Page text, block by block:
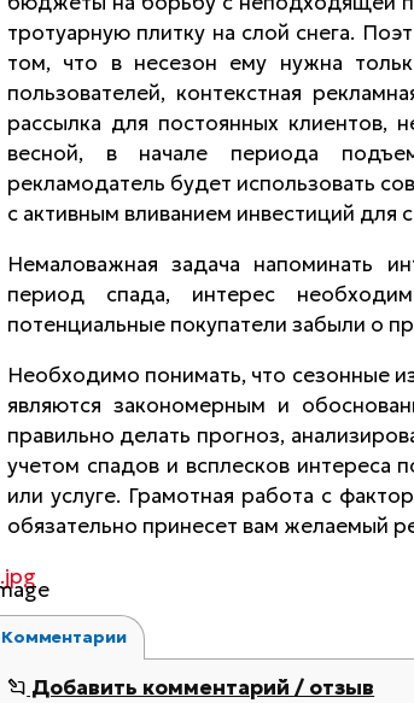
тротуарную плитку на слой снега.
том, что в несезон ему нужна
пользователей, контекстная
рассылка для постоянных
весной, в начале периода
рекламодатель будет использовать
с активным вливанием инвестиций для
Немаловажная задача напоминать
период спада, интерес
потенциальные покупатели забыли о
Необходимо понимать, что сезонные
являются закономерным и
правильно делать прогноз,
учетом спадов и всплесков интереса
или услуге. Грамотная работа с
обязательно принесет вам желаемый
.jpg
Комментарии
Добавить комментарий / отзыв